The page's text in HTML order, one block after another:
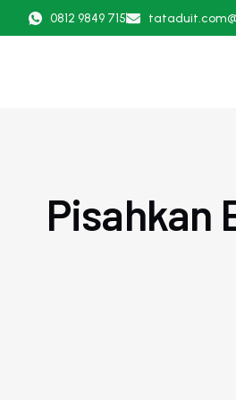
0812 9849 715
Pisahkan